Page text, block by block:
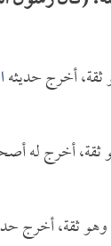
أخرج حديثه
ثقة، أخرج له
ثقة، أخرج